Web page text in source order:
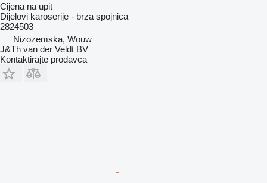
Cijena na upit
Dijelovi karoserije - brza spojnica
2824503
Nizozemska, Wouw
J&Th van der Veldt BV
Kontaktirajte prodavca